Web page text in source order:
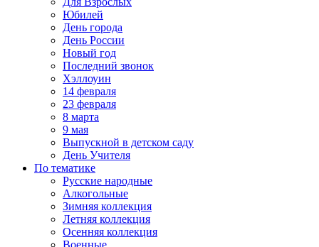
Юбилей
День города
День России
Новый год
Последний звонок
Хэллоуин
14 февраля
23 февраля
8 марта
9 мая
Выпускной в детском саду
День Учителя
По тематике
Русские народные
Алкогольные
Зимняя коллекция
Летняя коллекция
Осенняя коллекция
Военные